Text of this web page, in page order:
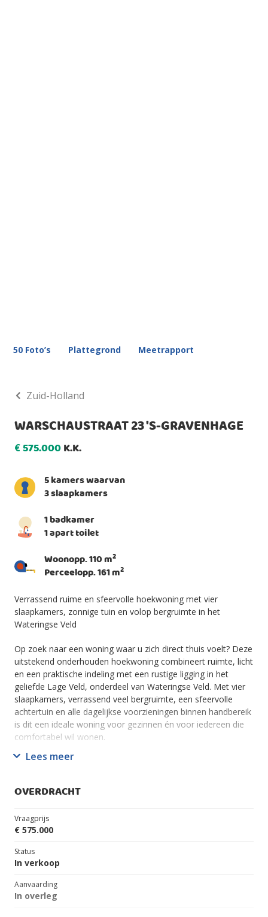
50 Foto’s Plattegrond Meetrapport
Zuid-Holland
WARSCHAUSTRAAT 23 'S-GRAVENHAGE
€575.000K.K.
5 kamers waarvan
3 slaapkamers
1 badkamer
1 apart toilet
Woonopp. 110 m2
Perceelopp. 161 m2
Verrassend ruime en sfeervolle hoekwoning met vier
slaapkamers, zonnige tuin en volop bergruimte in het
Wateringse Veld
Op zoek naar een woning waar u zich direct thuis voelt? Deze
uitstekend onderhouden hoekwoning combineert ruimte, licht
en een praktische indeling met een rustige ligging in het
geliefde Lage Veld, onderdeel van Wateringse Veld. Met vier
slaapkamers, verrassend veel bergruimte, een sfeervolle
achtertuin en alle dagelijkse voorzieningen binnen handbereik
is dit een ideale woning voor gezinnen én voor iedereen die
comfortabel wil wonen.
De woning ligt in het rustige en kindvriendelijke Lage Veld,
kinderopvang, sportvoorzieningen, winkelcentrum Parijsplein
bevinden zich op korte afstand. Ook de uitvalswegen richting
Den Haag, Delft, Rotterdam en het Westland zijn uitstekend
Begane grond
Via de verzorgde voortuin, voorzien van een praktische
houten berging, bereikt u de entree. De hal geeft toegang tot
Lees meer
OVERDRACHT
Vraagprijs
€ 575.000
Status
In verkoop
Aanvaarding
In overleg